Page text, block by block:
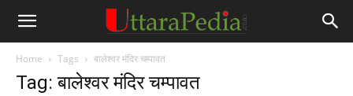
Home Tags बालेश्वर मंदिर चम्पावत
Tag: बालेश्वर मंदिर चम्पावत